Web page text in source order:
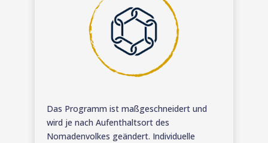
Das Programm ist maßgeschneidert und
wird je nach Aufenthaltsort des
Nomadenvolkes geändert. Individuelle